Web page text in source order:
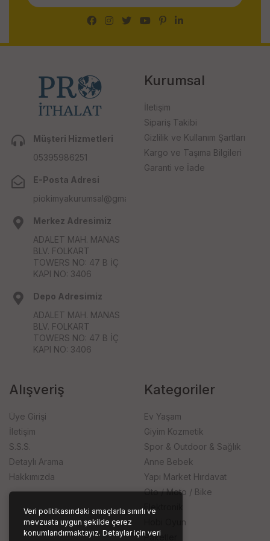
Veri politikasındaki amaçlarla sınırlı ve
mevzuata uygun şekilde çerez
konumlandırmaktayız. Detaylar için veri
Müşteri Hizmetleri
05395986251
E-Posta Adresi
piokimyakurumsal@gmail.com
Merkez Adresimiz
ADALET MAH. MANAS
BLV. FOLKART
TOWERS NO: 47 B İÇ
KAPI NO: 3406
Depo Adresimiz
ADALET MAH. MANAS
BLV. FOLKART
TOWERS NO: 47 B İÇ
KAPI NO: 3406
Kurumsal
İletişim
Sipariş Takibi
Gizlilik ve Kullanım Şartları
Kargo ve Taşıma Bilgileri
Garanti ve İade
Alışveriş
Üye Girişi
İletişim
S.S.S.
Detaylı Arama
Hakkımızda
Kategoriler
Ev Yaşam
Giyim Kozmetik
Spor & Outdoor & Sağlık
Anne Bebek
Yapı Market Hırdavat
Oto / Moto / Bike
Hobi Oyun
Paketler